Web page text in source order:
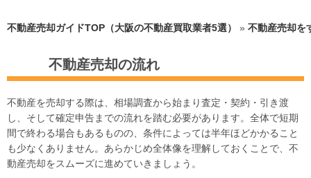
不動産売却ガイドTOP（大阪の不動産買取業者5選） » 不動産売却を
不動産売却の流れ
不動産を売却する際は、相場調査から始まり査定・契約・引き渡
し、そして確定申告までの流れを踏む必要があります。全体で短期
間で終わる場合もあるものの、条件によっては半年ほどかかること
も少なくありません。あらかじめ全体像を理解しておくことで、不
動産売却をスムーズに進めていきましょう。